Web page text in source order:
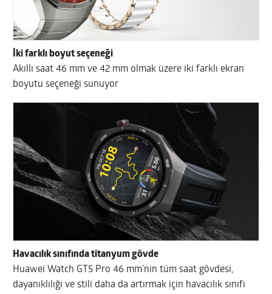
İki farklı boyut seçeneği
Akıllı saat 46 mm ve 42 mm olmak üzere iki farklı ekran
boyutu seçeneği sunuyor
Havacılık sınıfında titanyum gövde
Huawei Watch GT5 Pro 46 mm’nin tüm saat gövdesi,
dayanıklılığı ve stili daha da artırmak için havacılık sınıfı